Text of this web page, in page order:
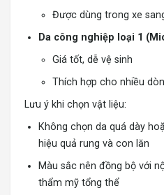
Được dùng trong xe
Da công nghiệp loại 1
Giá tốt, dễ vệ sinh
Thích hợp cho nhiều
Lưu ý khi chọn vật liệu:
Không chọn da quá dày
hiệu quả rung và con lăn
Màu sắc nên đồng bộ với
thẩm mỹ tổng thể